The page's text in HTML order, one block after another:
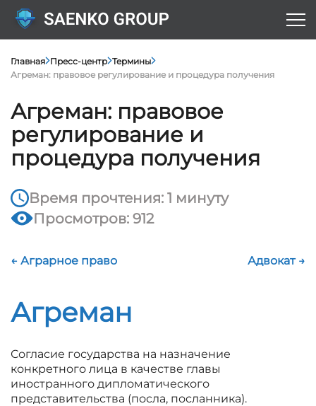
Главная Пресс-центр Термины
Агреман: правовое регулирование и процедура получения
Агреман: правовое
регулирование и
процедура получения
Время прочтения: 1 минуту
Просмотров: 912
← Аграрное право Адвокат →
Агреман
Согласие государства на назначение
конкретного лица в качестве главы
иностранного дипломатического
представительства (посла, посланника).